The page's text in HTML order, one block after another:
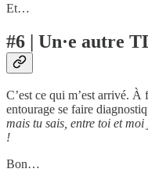
Et…
#6 | Un·e autre
C’est ce qui m’est arrivé. À
entourage se faire
mais tu sais, entre toi et
!
Bon…